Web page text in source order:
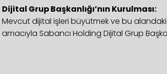
Dijital Grup Başkanlığı’nın Kurulması:
Mevcut dijital işleri büyütmek ve bu alandaki
amacıyla Sabancı Holding Dijital Grup